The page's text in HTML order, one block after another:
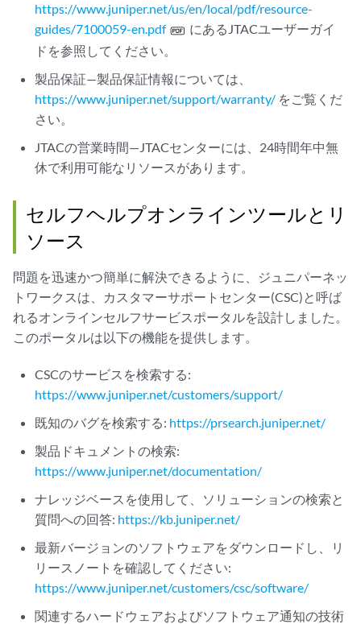
https://www.juniper.net/us/en/local/pdf/resource-
guides/7100059-en.pdf
にあるJTACユーザーガイ
ドを参照してください。
製品保証—製品保証情報については、
https://www.juniper.net/support/warranty/ をご覧くだ
さい。
JTACの営業時間—JTACセンターには、24時間年中無
休で利用可能なリソースがあります。
セルフヘルプオンラインツールとリ
ソース
問題を迅速かつ簡単に解決できるように、ジュニパーネッ
トワークスは、カスタマーサポートセンター(CSC)と呼ば
れるオンラインセルフサービスポータルを設計しました。
このポータルは以下の機能を提供します。
CSCのサービスを検索する:
https://www.juniper.net/customers/support/
既知のバグを検索する: https://prsearch.juniper.net/
製品ドキュメントの検索:
https://www.juniper.net/documentation/
ナレッジベースを使用して、ソリューションの検索と
質問への回答: https://kb.juniper.net/
最新バージョンのソフトウェアをダウンロードし、リ
リースノートを確認してください:
https://www.juniper.net/customers/csc/software/
関連するハードウェアおよびソフトウェア通知の技術